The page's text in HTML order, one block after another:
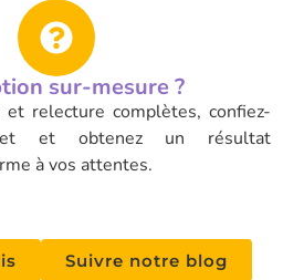
sur-mesure ?
relecture complètes, confiez-
et obtenez un résultat
à vos attentes.
Suivre notre blog